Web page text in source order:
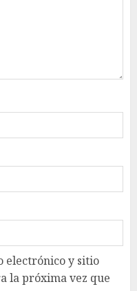
electrónico y sitio
la próxima vez que